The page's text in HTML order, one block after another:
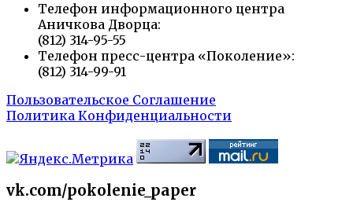
Телефон информационного центра
Аничкова Дворца:
(812) 314-95-55
Телефон пресс-центра «Поколение»:
(812) 314-99-91
Пользовательское Соглашение
Политика Конфиденциальности
vk.com/pokolenie_paper